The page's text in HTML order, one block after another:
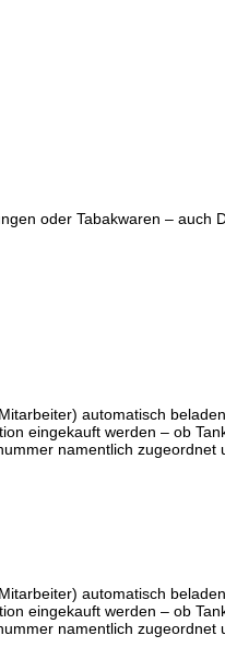
oder Tabakwaren –
automatisch
eingekauft werden – ob
namentlich zugeordnet
automatisch
eingekauft werden – ob
namentlich zugeordnet